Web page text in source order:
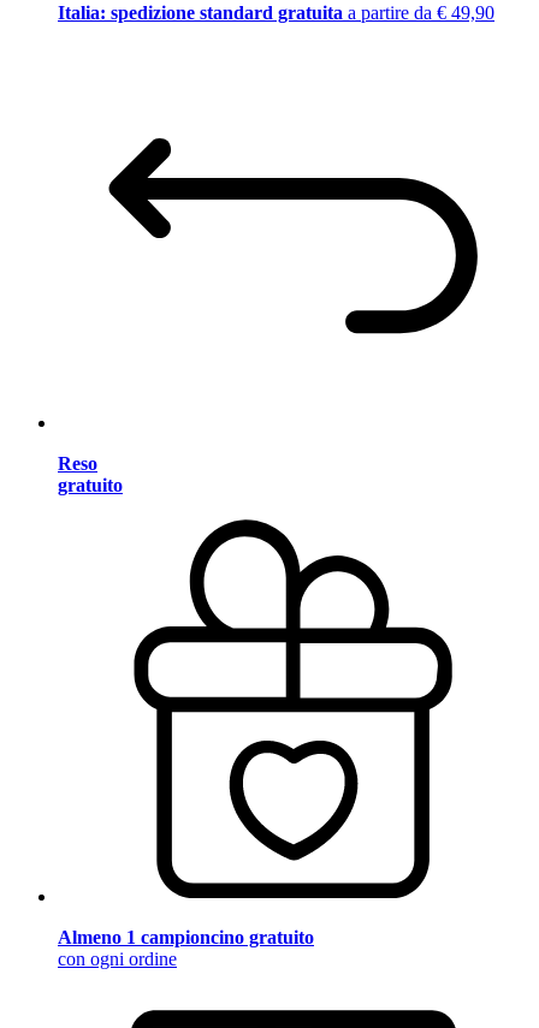
Italia: spedizione standard gratuita a partire da € 49,90
Reso
gratuito
Almeno 1 campioncino gratuito
con ogni ordine